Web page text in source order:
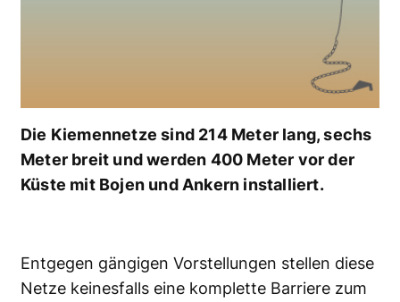
Die Kiemennetze sind 214 Meter lang, sechs
Meter breit und werden 400 Meter vor der
Küste mit Bojen und Ankern installiert.
Entgegen gängigen Vorstellungen stellen diese
Netze keinesfalls eine komplette Barriere zum